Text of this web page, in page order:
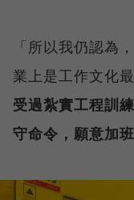
「所以我仍認為
業上是工作文化
受過紮實工程訓
守命令，願意加